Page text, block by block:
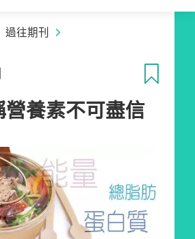
過往期刊
養素不可盡信